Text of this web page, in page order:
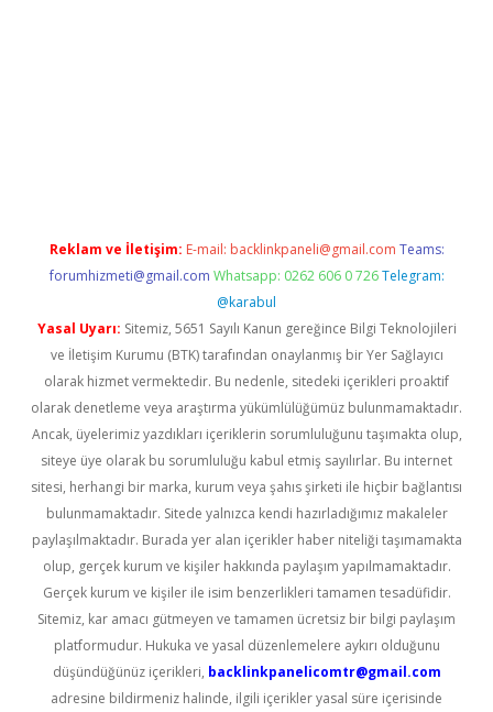
Reklam ve İletişim: E-mail: backlinkpaneli@gmail.com Teams:
forumhizmeti@gmail.com Whatsapp: 0262 606 0 726 Telegram:
@karabul
Yasal Uyarı: Sitemiz, 5651 Sayılı Kanun gereğince Bilgi Teknolojileri
ve İletişim Kurumu (BTK) tarafından onaylanmış bir Yer Sağlayıcı
olarak hizmet vermektedir. Bu nedenle, sitedeki içerikleri proaktif
olarak denetleme veya araştırma yükümlülüğümüz bulunmamaktadır.
Ancak, üyelerimiz yazdıkları içeriklerin sorumluluğunu taşımakta olup,
siteye üye olarak bu sorumluluğu kabul etmiş sayılırlar. Bu internet
sitesi, herhangi bir marka, kurum veya şahıs şirketi ile hiçbir bağlantısı
bulunmamaktadır. Sitede yalnızca kendi hazırladığımız makaleler
paylaşılmaktadır. Burada yer alan içerikler haber niteliği taşımamakta
olup, gerçek kurum ve kişiler hakkında paylaşım yapılmamaktadır.
Gerçek kurum ve kişiler ile isim benzerlikleri tamamen tesadüfidir.
Sitemiz, kar amacı gütmeyen ve tamamen ücretsiz bir bilgi paylaşım
platformudur. Hukuka ve yasal düzenlemelere aykırı olduğunu
düşündüğünüz içerikleri, backlinkpanelicomtr@gmail.com
adresine bildirmeniz halinde, ilgili içerikler yasal süre içerisinde